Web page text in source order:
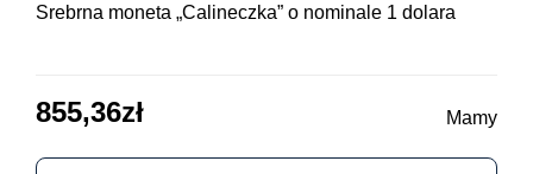
Srebrna moneta „Calineczka” o nominale 1 dolara
855,36zł Mamy